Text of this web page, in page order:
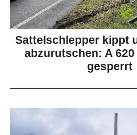
Sattelschlepper kippt
abzurutschen: A 620
gesperrt